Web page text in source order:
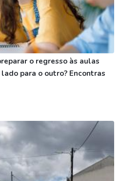
o regresso às aulas
para o outro? Encontras